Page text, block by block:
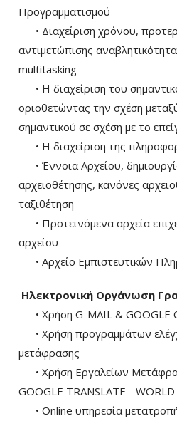
Προγραμματισμού
• Διαχείριση χρόνου,
αντιμετώπισης
multitasking
• Η διαχείριση του
οριοθετώντας την σχέση
σημαντικού σε σχέση με το
• Η διαχείριση της
• Έννοια Αρχείου,
αρχειοθέτησης, κανόνες
ταξιθέτηση
• Προτεινόμενα αρχεία
αρχείου
• Αρχείο Εμπιστευτικών
Ηλεκτρονική Οργάνωση
• Χρήση G-MAIL & GOOGLE
• Χρήση προγραμμάτων
μετάφρασης
• Χρήση Eργαλείων
GOOGLE TRANSLATE -
• Online υπηρεσία